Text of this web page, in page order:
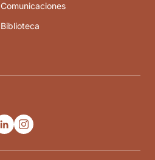
Comunicaciones
Biblioteca